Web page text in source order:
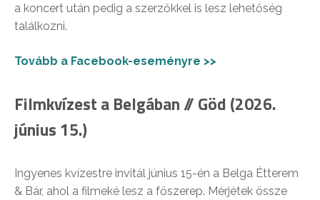
a koncert után pedig a szerzőkkel is lesz lehetőség
találkozni.
Tovább a Facebook-eseményre >>
Filmkvízest a Belgában // Göd (2026.
június 15.)
Ingyenes kvízestre invitál június 15-én a Belga Étterem
& Bár, ahol a filmeké lesz a főszerep. Mérjétek össze